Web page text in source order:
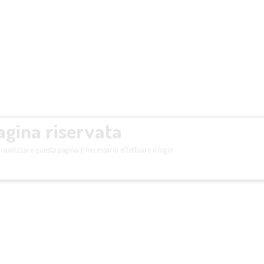
riservata
questa pagina è necessario effettuare il login